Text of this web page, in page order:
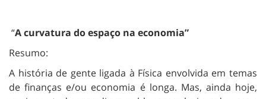
“Acurvatura do espaço na economia”
Resumo:
A história de gente ligada à Física envolvida em temas
de finanças e/ou economia é longa. Mas, ainda hoje,